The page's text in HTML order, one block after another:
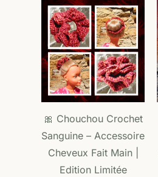
🎀 Chouchou Crochet
Sanguine – Accessoire
Cheveux Fait Main |
Edition Limitée